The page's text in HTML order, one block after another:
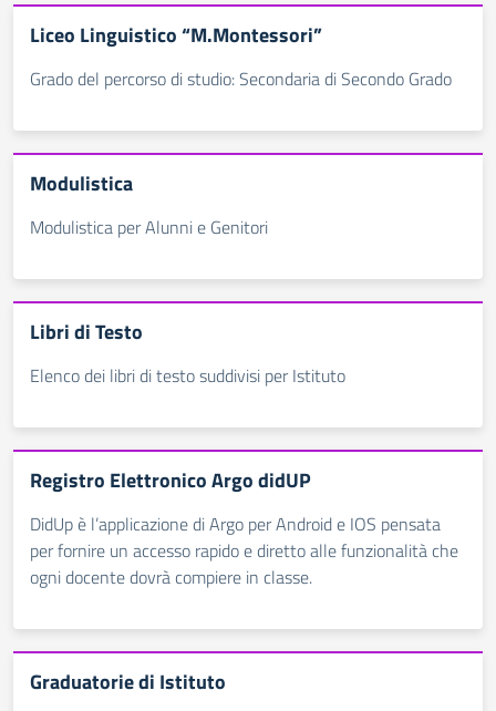
Liceo Linguistico “M.Montessori”
Grado del percorso di studio: Secondaria di Secondo Grado
Modulistica
Modulistica per Alunni e Genitori
Libri di Testo
Elenco dei libri di testo suddivisi per Istituto
Registro Elettronico Argo didUP
DidUp è l’applicazione di Argo per Android e IOS pensata
per fornire un accesso rapido e diretto alle funzionalità che
ogni docente dovrà compiere in classe.
Graduatorie di Istituto